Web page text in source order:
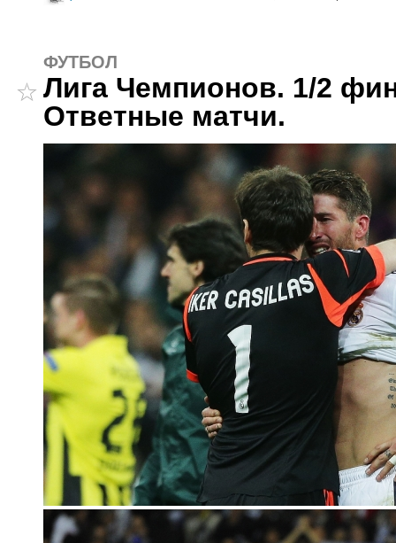
ФУТБОЛ
Лига Чемпионов. 1/2
Ответные матчи.